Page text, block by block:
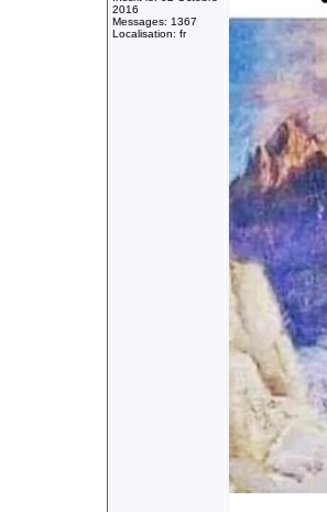
2016
Messages: 1367
Localisation: fr